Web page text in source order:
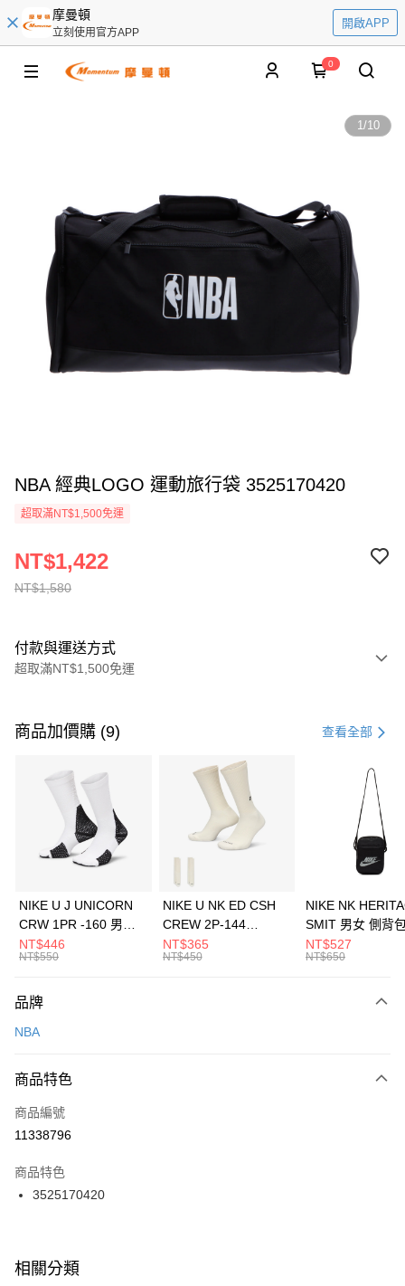
摩曼頓
立刻使用官方APP
開啟APP
0
1/10
NBA 經典LOGO 運動旅行袋 3525170420
超取滿NT$1,500免運
NT$1,580
NT$1,422
付款與運送方式
超取滿NT$1,500免運
信用卡一次付款
3 期 0 利率 每期 21家銀行
合作金庫商業銀行
第一商業銀行
華南商業銀行
彰化商業銀行
上海商業儲蓄銀行
元大商業銀行
台灣樂天信用卡公司
Apple Pay
全盈+PAY
AFTEE先享後付
【關於「AFTEE先享後付」】
便利好安心！
３．安心：先確認商品／服務後，再付款。
【「AFTEE先享後付」結帳流程】
１．於結帳方式選擇「AFTEE先享後付」後，將跳轉至「AFTEE先享後付」
２．訂單成立數日內，您將收到繳費通知簡訊。
３．收到繳費通知簡訊後14天內，點擊此簡訊中的連結，可透過四大超商／
ATM／網路銀行／等多元方式進行付款，方視為交易完成。
※ 交易是否成功請以「AFTEE先享後付 」之結帳頁面顯示為準，若有關於
是否繳費成功／繳費後需取消欲退款等相關疑問，請聯繫「AFTEE先享後付
運送方式
每筆NT$100，滿NT$1,500(含以上)免運費
宅配
每筆NT$100，滿NT$1,500(含以上)免運費
付款後門市自取
每筆NT$100，滿NT$1,500(含以上)免運費
商品加價購 (9) 查看全部
NIKE U J UNICORN
CRW 1PR -160 男女
中統襪 FZ3393100
NT$446
NT$550
NIKE U NK ED CSH
CREW 2P-144
EMBRDY 男女 短統襪
FZ3073133
NT$365
NT$450
NIKE NK
SMIT 男女 側背
BA5871010
NT$527
NT$650
品牌
NBA
商品特色
商品編號
11338796
商品特色
3525170420
相關分類